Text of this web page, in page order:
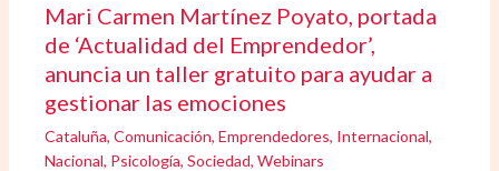
Mari Carmen Martínez Poyato, portada
de ‘Actualidad del Emprendedor’,
anuncia un taller gratuito para ayudar a
gestionar las emociones
Cataluña,Comunicación,Emprendedores, Internacional,
Nacional, Psicología,Sociedad,Webinars